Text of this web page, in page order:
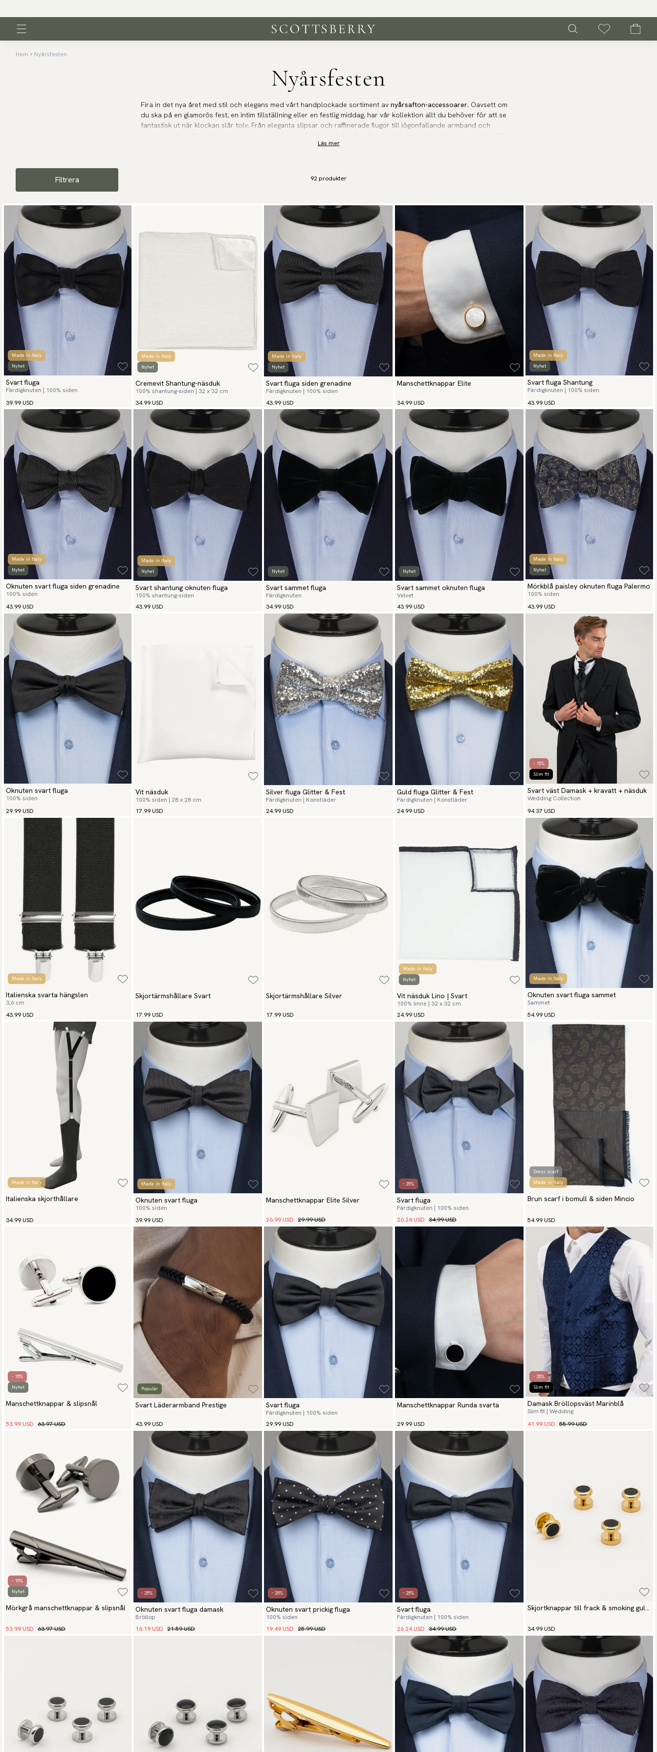
Hem Nyårsfesten
Nyårsfesten
Fira in det nya året med stil och elegans med vårt handplockade sortiment av nyårsafton-accessoarer. Oavsett om
du ska på en glamorös fest, en intim tillställning eller en festlig middag, har vår kollektion allt du behöver för att se
fantastisk ut när klockan slår tolv. Från eleganta slipsar och raffinerade flugor till iögonfallande armband och
Läs mer
Filtrera 92 produkter
Made in Italy
Nyhet
Svart fluga
Färdigknuten | 100% siden
39.99 USD
Made in Italy
Nyhet
Cremevit Shantung-näsduk
100% shantung-siden | 32 x 32 cm
34.99 USD
Made in Italy
Nyhet
Svart fluga siden grenadine
Färdigknuten | 100% siden
43.99 USD
Manschettknappar Elite
34.99 USD
Made in Italy
Nyhet
Svart fluga Shantung
Färdigknuten | 100% siden
43.99 USD
Made in Italy
Nyhet
Oknuten svart fluga siden grenadine
100% siden
43.99 USD
Made in Italy
Nyhet
Svart shantung oknuten fluga
100% shantung-siden
43.99 USD
Nyhet
Svart sammet fluga
Färdigknuten
34.99 USD
Nyhet
Svart sammet oknuten fluga
Velvet
43.99 USD
Made in Italy
Nyhet
Mörkblå paisley oknuten fluga Palermo
100% siden
43.99 USD
Oknuten svart fluga
100% siden
29.99 USD
Vit näsduk
100% siden | 28 x 28 cm
17.99 USD
Silver fluga Glitter & Fest
Färdigknuten | Konstläder
24.99 USD
Guld fluga Glitter & Fest
Färdigknuten | Konstläder
24.99 USD
- 15%
Slim fit
Svart väst Damask + kravatt + näsduk
Wedding Collection
94.37 USD
Made in Italy
Italienska svarta hängslen
3,6 cm
43.99 USD
Skjortärmshållare Svart
17.99 USD
Skjortärmshållare Silver
17.99 USD
Made in Italy
Nyhet
Vit näsduk Lino | Svart
100% linne | 32 x 32 cm
24.99 USD
Made in Italy
Oknuten svart fluga sammet
Sammet
54.99 USD
Made in Italy
Italienska skjorthållare
34.99 USD
Made in Italy
Oknuten svart fluga
100% siden
39.99 USD
Manschettknappar Elite Silver
26.99 USD 29.99 USD
- 25%
Svart fluga
Färdigknuten | 100% siden
26.24 USD 34.99 USD
Dress scarf
Made in Italy
Brun scarf i bomull & siden Mincio
54.99 USD
- 15%
Nyhet
Manschettknappar & slipsnål
53.99 USD 63.97 USD
Populär
Svart Läderarmband Prestige
43.99 USD
Svart fluga
Färdigknuten | 100% siden
29.99 USD
Manschettknappar Runda svarta
29.99 USD
- 25%
Slim fit
Damask Bröllopsväst Marinblå
Slim fit | Wedding
41.99 USD 55.99 USD
- 15%
Nyhet
Mörkgrå manschettknappar & slipsnål
53.99 USD 63.97 USD
- 25%
Oknuten svart fluga damask
Bröllop
16.19 USD 21.59 USD
- 25%
Oknuten svart prickig fluga
100% siden
19.49 USD 25.99 USD
- 25%
Svart fluga
Färdigknuten | 100% siden
26.24 USD 34.99 USD
Skjortknappar till frack & smoking guld
34.99 USD